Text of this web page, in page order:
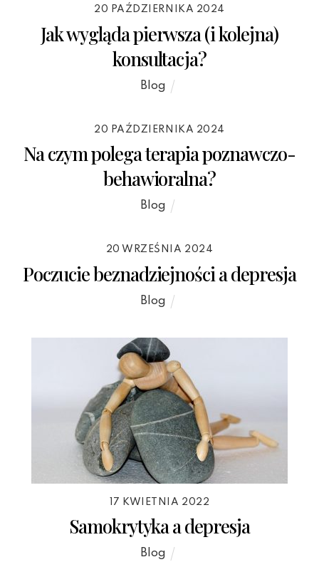
20 PAŹDZIERNIKA 2024
Jak wygląda pierwsza (i kolejna)
konsultacja?
Blog
20 PAŹDZIERNIKA 2024
Na czym polega terapia poznawczo-
behawioralna?
Blog
20 WRZEŚNIA 2024
Poczucie beznadziejności a depresja
Blog
17 KWIETNIA 2022
Samokrytyka a depresja
Blog